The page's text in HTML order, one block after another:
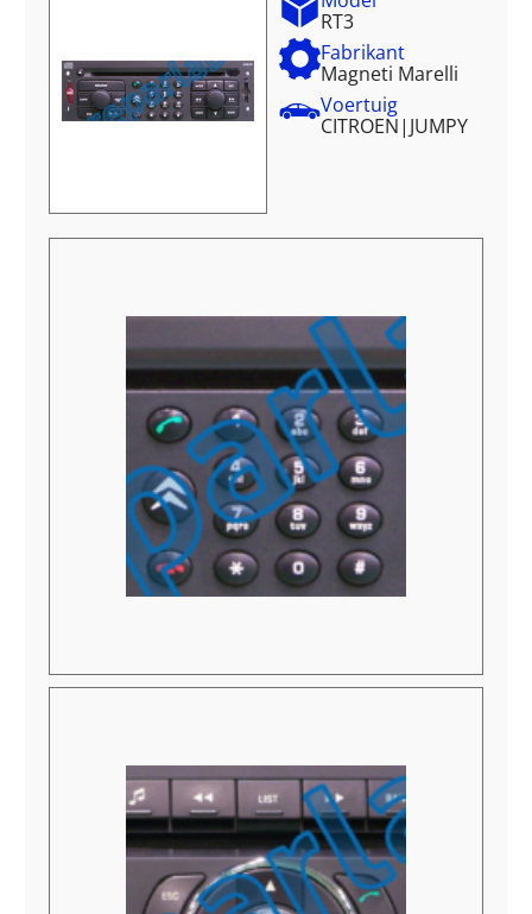
RT3
Fabrikant
Magneti Marelli
Voertuig
CITROEN| JUMPY